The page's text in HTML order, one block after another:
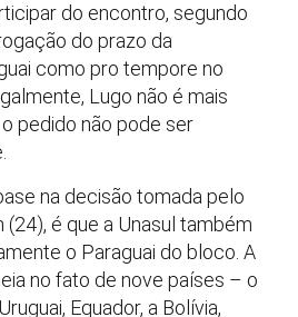
do encontro, segundo
do prazo da
como pro tempore no
Lugo não é mais
pedido não pode ser
na decisão tomada pelo
é que a Unasul também
o Paraguai do bloco. A
no fato de nove países – o
Equador, a Bolívia,